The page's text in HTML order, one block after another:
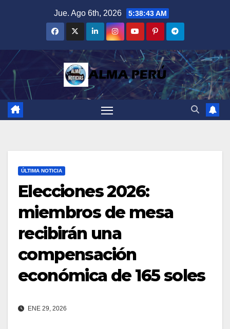
Jue. Ago 6th, 2026 5:38:44 AM
ÚLTIMA NOTICIA
Elecciones 2026:
miembros de mesa
recibirán una
compensación
económica de 165 soles
ENE 29, 2026